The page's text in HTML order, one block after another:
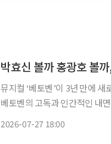
박효신 볼까 홍광호 볼
뮤지컬 ‘베토벤’이 3년 만에
베토벤의 고독과 인간적인 내
2026-07-27 18:00